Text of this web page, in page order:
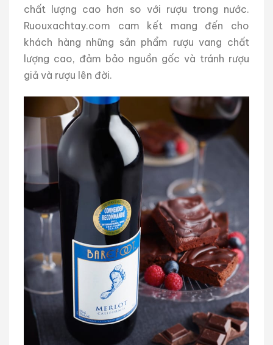
chất lượng cao hơn so với rượu trong nước.
Ruouxachtay.com cam kết mang đến cho
khách hàng những sản phẩm rượu vang chất
lượng cao, đảm bảo nguồn gốc và tránh rượu
giả và rượu lên đời.